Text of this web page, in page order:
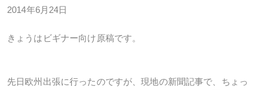
2014年6月24日
きょうはビギナー向け原稿です。
先日欧州出張に行ったのですが、現地の新聞記事で、ちょっ